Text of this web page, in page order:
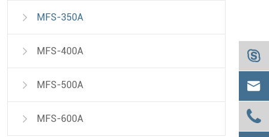
 MFS-350A
 MFS-400A
 MFS-500A
 MFS-600A


